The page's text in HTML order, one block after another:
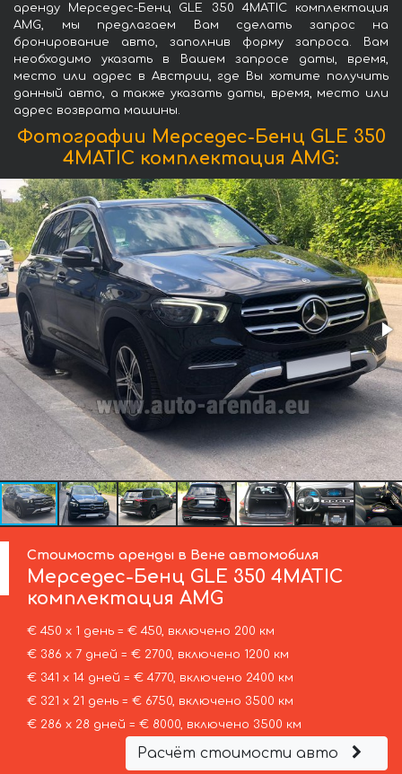
аренду Мерседес-Бенц GLE 350 4MATIC комплектация
AMG, мы предлагаем Вам сделать запрос на
бронирование авто, заполнив форму запроса. Вам
необходимо указать в Вашем запросе даты, время,
место или адрес в Австрии, где Вы хотите получить
данный авто, а также указать даты, время, место или
адрес возврата машины.
Фотографии Мерседес-Бенц GLE 350
4MATIC комплектация AMG:
Стоимость аренды в Вене автомобиля
Мерседес-Бенц GLE 350 4MATIC
комплектация AMG
€ 450 х 1 день = € 450, включено 200 км
€ 386 х 7 дней = € 2700, включено 1200 км
€ 341 х 14 дней = € 4770, включено 2400 км
€ 321 х 21 день = € 6750, включено 3500 км
€ 286 х 28 дней = € 8000, включено 3500 км
Расчёт стоимости авто